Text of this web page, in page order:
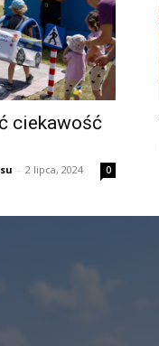
ciekawość
- 2 lipca, 2024 0